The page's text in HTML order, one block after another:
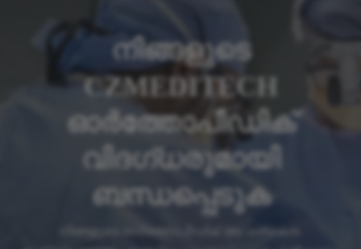
നിങ്ങളുടെ
CZMEDITECH
ഓർത്തോപീഡിക്
വിദഗ്ധരുമായി
ബന്ധപ്പെടുക
നിങ്ങളുടെ ഓർത്തോപീഡിക് ആവശ്യകത,